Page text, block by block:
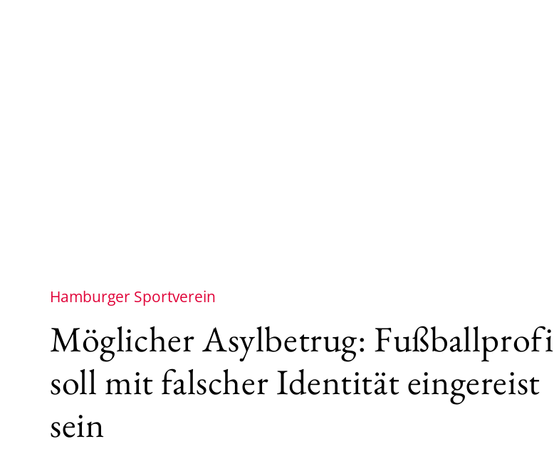
Hamburger Sportverein
Möglicher Asylbetrug: Fußballprofi
soll mit falscher Identität eingereist
sein